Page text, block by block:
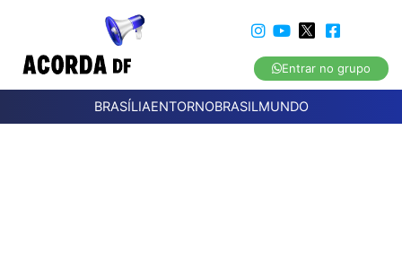
Entrar no grupo
BRASÍLIAENTORNOBRASILMUNDO